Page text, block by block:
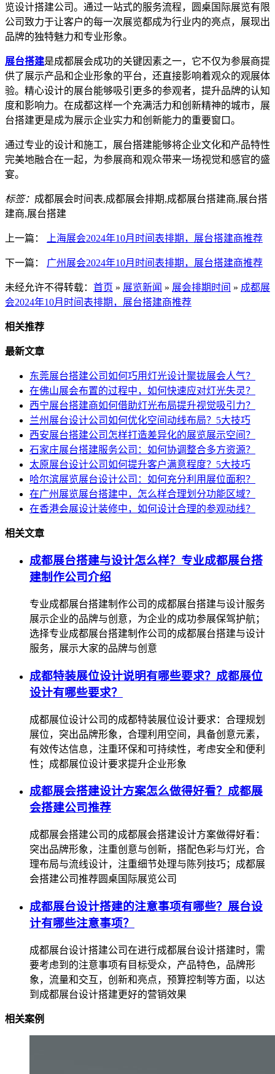
览设计搭建公司。通过一站式的服务流程，圆桌国际展览有限
公司致力于让客户的每一次展览都成为行业内的亮点，展现出
品牌的独特魅力和专业形象。
展台搭建是成都展会成功的关键因素之一，它不仅为参展商提
供了展示产品和企业形象的平台，还直接影响着观众的观展体
验。精心设计的展台能够吸引更多的参观者，提升品牌的认知
度和影响力。在成都这样一个充满活力和创新精神的城市，展
台搭建更是成为展示企业实力和创新能力的重要窗口。
通过专业的设计和施工，展台搭建能够将企业文化和产品特性
完美地融合在一起，为参展商和观众带来一场视觉和感官的盛
宴。
标签： 成都展会时间表,成都展会排期,成都展台搭建商,展台搭
建商,展台搭建
上一篇： 上海展会2024年10月时间表排期，展台搭建商推荐
下一篇： 广州展会2024年10月时间表排期，展台搭建商推荐
未经允许不得转载： 首页 » 展览新闻 » 展会排期时间 » 成都展
会2024年10月时间表排期，展台搭建商推荐
相关推荐
最新文章
东莞展台搭建公司如何巧用灯光设计聚拢展会人气？
在佛山展会布置的过程中，如何快速应对灯光失灵？
西宁展台搭建商如何借助灯光布局提升视觉吸引力？
兰州展台设计公司如何优化空间动线布局？5大技巧
西安展台搭建公司怎样打造差异化的展览展示空间？
石家庄展台搭建服务公司：如何协调整合多方资源？
太原展台设计公司如何提升客户满意程度？5大技巧
哈尔滨展览展台设计公司：如何充分利用展位面积？
在广州展览展台搭建中，怎么样合理划分功能区域？
在香港会展设计装修中，如何设计合理的参观动线？
相关文章
成都展台搭建与设计怎么样？专业成都展台搭
建制作公司介绍
专业成都展台搭建制作公司的成都展台搭建与设计服务
展示企业的品牌与创意，为企业的成功参展保驾护航；
选择专业成都展台搭建制作公司的成都展台搭建与设计
服务，展示大家的品牌与创意
成都特装展位设计说明有哪些要求？成都展位
设计有哪些要求？
成都展位设计公司的成都特装展位设计要求：合理规划
展位，突出品牌形象，合理利用空间，具备创意元素，
有效传达信息，注重环保和可持续性，考虑安全和便利
性；成都展位设计要求提升企业形象
成都展会搭建设计方案怎么做得好看？成都展
会搭建公司推荐
成都展会搭建公司的成都展会搭建设计方案做得好看：
突出品牌形象，注重创意与创新，搭配色彩与灯光，合
理布局与流线设计，注重细节处理与陈列技巧；成都展
会搭建公司推荐圆桌国际展览公司
成都展台设计搭建的注意事项有哪些？展台设
计有哪些注意事项？
成都展台设计搭建公司在进行成都展台设计搭建时，需
要考虑到的注意事项有目标受众，产品特色，品牌形
象，流量和交互，创新和亮点，预算控制等方面，以达
到成都展台设计搭建更好的营销效果
相关案例